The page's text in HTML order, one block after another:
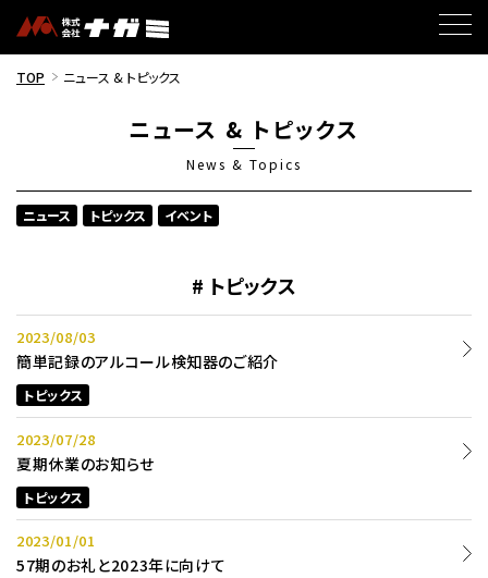
TOP ニュース & トピックス
ニュース & トピックス
News & Topics
ニュース トピックス イベント
トピックス
2023/08/03
簡単記録のアルコール検知器のご紹介
トピックス
2023/07/28
夏期休業のお知らせ
トピックス
2023/01/01
57期のお礼と2023年に向けて